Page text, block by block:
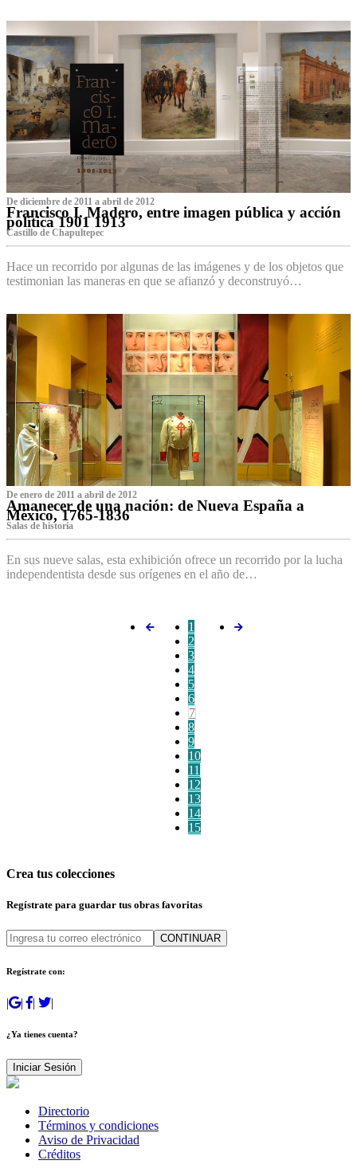
De diciembre de 2011 a abril de 2012
Francisco I. Madero, entre imagen pública y acción
política 1901 1913
Castillo de Chapultepec
Hace un recorrido por algunas de las imágenes y de los objetos que
testimonian las maneras en que se afianzó y deconstruyó…
De enero de 2011 a abril de 2012
Amanecer de una nación: de Nueva España a
México, 1765-1836
Salas de historia
En sus nueve salas, esta exhibición ofrece un recorrido por la lucha
independentista desde sus orígenes en el año de…
1
2
3
4
5
6
7
8
9
10
11
12
13
14
15
Crea tus colecciones
Regístrate para guardar tus obras favoritas
CONTINUAR
Regístrate con:
| | | |
¿Ya tienes cuenta?
Iniciar Sesión
Directorio
Términos y condiciones
Aviso de Privacidad
Créditos